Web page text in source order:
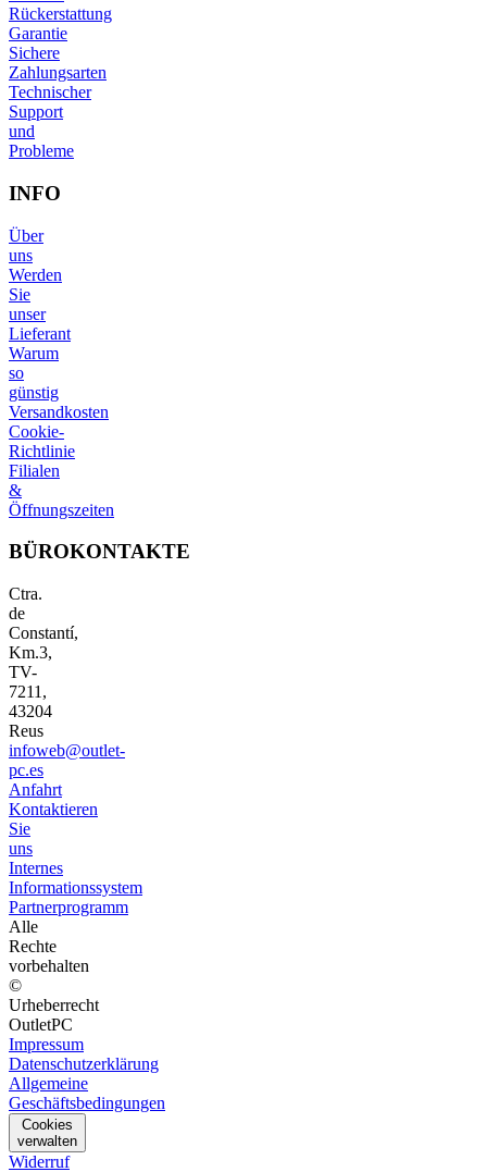
Rückerstattung
Garantie
Sichere
Zahlungsarten
Technischer
Support
und
Probleme
INFO
Über
uns
Werden
Sie
unser
Lieferant
Warum
so
günstig
Versandkosten
Cookie-
Richtlinie
Filialen
&
Öffnungszeiten
BÜROKONTAKTE
Ctra.
de
Constantí,
Km.3,
TV-
7211,
43204
Reus
infoweb@outlet-
pc.es
Anfahrt
Kontaktieren
Sie
uns
Internes
Informationssystem
Partnerprogramm
Alle
Rechte
vorbehalten
©
Urheberrecht
OutletPC
Impressum
Datenschutzerklärung
Allgemeine
Geschäftsbedingungen
Cookies
verwalten
Widerruf